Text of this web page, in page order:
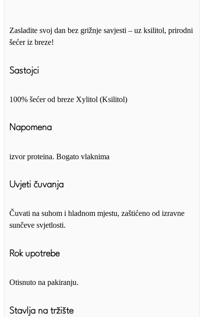
Zasladite svoj dan bez grižnje savjesti – uz ksilitol, prirodni
šećer iz breze!
Sastojci
100% šećer od breze Xylitol (Ksilitol)
Napomena
izvor proteina. Bogato vlaknima
Uvjeti čuvanja
Čuvati na suhom i hladnom mjestu, zaštićeno od izravne
sunčeve svjetlosti.
Rok upotrebe
Otisnuto na pakiranju.
Stavlja na tržište